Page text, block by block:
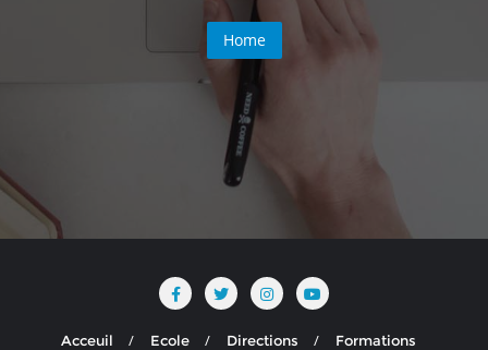
Home
Acceuil Ecole Directions Formations